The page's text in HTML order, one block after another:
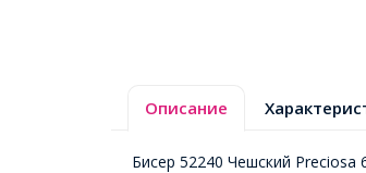
Описание
Бисер 52240 Чешский Preciosa